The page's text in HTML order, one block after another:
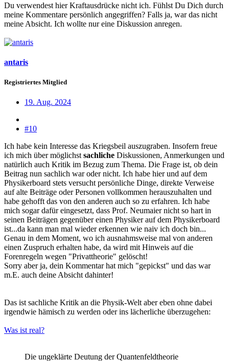
Du verwendest hier Kraftausdrücke nicht ich. Fühlst Du Dich durch
meine Kommentare persönlich angegriffen? Falls ja, war das nicht
meine Absicht. Ich wollte nur eine Diskussion anregen.
antaris
Registriertes Mitglied
19. Aug. 2024
#10
Ich habe kein Interesse das Kriegsbeil auszugraben. Insofern freue
ich mich über möglichstsachliche Diskussionen, Anmerkungen und
natürlich auch Kritik im Bezug zum Thema. Die Frage ist, ob dein
Beitrag nun sachlich war oder nicht. Ich habe hier und auf dem
Physikerboard stets versucht persönliche Dinge, direkte Verweise
auf alte Beiträge oder Personen vollkommen herauszuhalten und
habe gehofft das von den anderen auch so zu erfahren. Ich habe
mich sogar dafür eingesetzt, dass Prof. Neumaier nicht so hart in
seinen Beiträgen gegenüber einen Physiker auf dem Physikerboard
ist...da kann man mal wieder erkennen wie naiv ich doch bin...
Genau in dem Moment, wo ich ausnahmsweise mal von anderen
einen Zuspruch erhalten habe, da wird mit Hinweis auf die
Forenregeln wegen "Privattheorie" gelöscht!
Sorry aber ja, dein Kommentar hat mich "gepickst" und das war
m.E. auch deine Absicht dahinter!
Das ist sachliche Kritik an die Physik-Welt aber eben ohne dabei
irgendwie hämisch zu werden oder ins lächerliche überzugehen:
Was ist real?
Die ungeklärte Deutung der Quantenfeldtheorie